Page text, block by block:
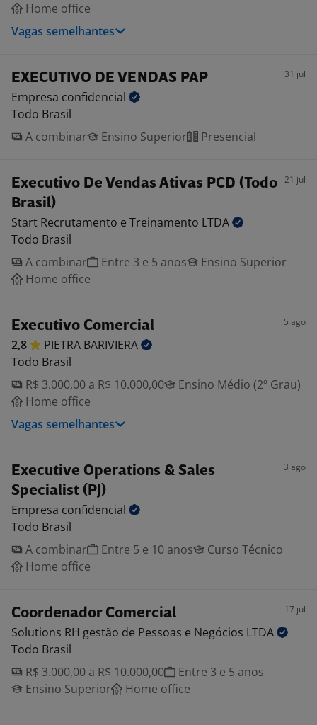
Home office
Vagas semelhantes
EXECUTIVO DE VENDAS PAP 31 jul
Empresa confidencial
Todo Brasil
A combinar
Ensino Superior Presencial
Executivo De Vendas Ativas PCD (Todo
Brasil)
21 jul
Start Recrutamento e Treinamento LTDA
Todo Brasil
A combinar
Entre 3 e 5 anos
Ensino Superior
Home office
Executivo Comercial 5 ago
2,8 PIETRA BARIVIERA
Todo Brasil
R$ 3.000,00 a R$ 10.000,00
Ensino Médio (2º Grau)
Home office
Vagas semelhantes
Executive Operations & Sales
Specialist (PJ)
3 ago
Empresa confidencial
Todo Brasil
A combinar
Entre 5 e 10 anos
Curso Técnico
Home office
Coordenador Comercial 17 jul
Solutions RH gestão de Pessoas e Negócios LTDA
Todo Brasil
R$ 3.000,00 a R$ 10.000,00
Entre 3 e 5 anos
Ensino Superior
Home office